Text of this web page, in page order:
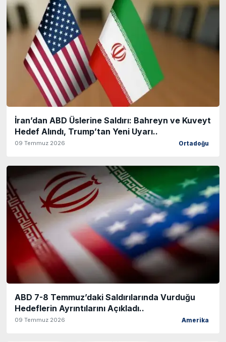
İran’dan ABD Üslerine Saldırı: Bahreyn ve Kuveyt
Hedef Alındı, Trump’tan Yeni Uyarı..
09 Temmuz 2026 Ortadoğu
ABD 7-8 Temmuz’daki Saldırılarında Vurduğu
Hedeflerin Ayrıntılarını Açıkladı..
09 Temmuz 2026 Amerika